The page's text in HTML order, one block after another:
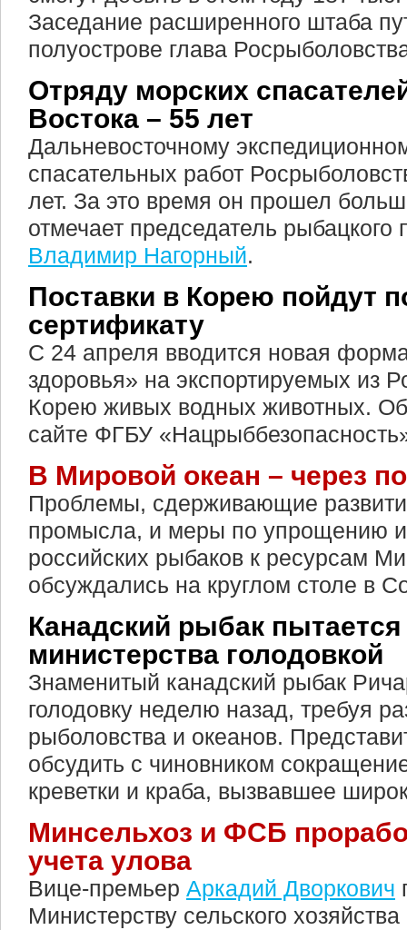
Заседание расширенного штаба
полуострове глава
Отряду морских
Востока – 55 лет
Дальневосточному
спасательных работ
лет. За это время он прошел
отмечает председатель
Владимир Нагорный.
Поставки в Корею пойдут
сертификату
С 24 апреля вводится новая
здоровья» на экспортируемых из
Корею живых водных животных.
сайте ФГБУ
В Мировой океан – через
Проблемы, сдерживающие
промысла, и меры по упрощению
российских рыбаков к ресурсам
обсуждались на круглом столе в
Канадский рыбак
министерства голодовкой
Знаменитый канадский рыбак
голодовку неделю назад, требуя
рыболовства и океанов.
обсудить с чиновником
креветки и краба, вызвавшее
Минсельхоз и ФСБ
учета улова
Вице-премьер Аркадий Дворкович
Министерству сельского